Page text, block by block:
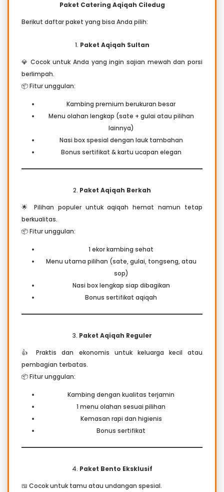
Paket Catering Aqiqah Ciledug
Berikut daftar paket yang bisa Anda pilih:
1. Paket Aqiqah Sultan
💎 Cocok untuk Anda yang ingin sajian mewah dan porsi
berlimpah.
📦 Fitur unggulan:
Kambing premium berukuran besar
Menu olahan lengkap (sate + gulai atau pilihan
lainnya)
Nasi box spesial dengan lauk tambahan
Bonus sertifikat & kartu ucapan elegan
2. Paket Aqiqah Berkah
🌟 Pilihan populer untuk aqiqah hemat namun tetap
berkualitas.
📦 Fitur unggulan:
1 ekor kambing sehat
Menu utama pilihan (sate, gulai, tongseng, atau
sop)
Nasi box lengkap siap dibagikan
Bonus sertifikat aqiqah
3. Paket Aqiqah Reguler
👍 Praktis dan ekonomis untuk keluarga kecil atau
pembagian terbatas.
📦 Fitur unggulan:
Kambing dengan kualitas terjamin
1 menu olahan sesuai pilihan
Kemasan rapi dan higienis
Bonus sertifikat
4. Paket Bento Eksklusif
🍱 Cocok untuk tamu atau undangan spesial.